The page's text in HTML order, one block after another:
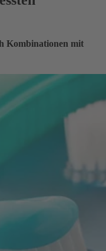
Kombinationen mit